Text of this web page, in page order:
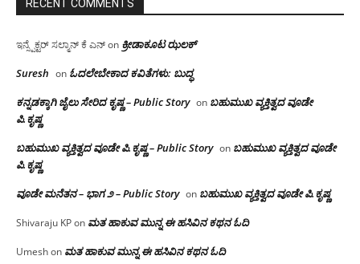
RECENT COMMENTS
ಇನ್ಸ್ಪೆಕ್ಟರ್ ಸಲ್ಮಾನ್ ಕೆ ಎನ್on ಕ್ರೀಡಾಕೂಟ ಝಲಕ್
Suresh on ಓದಲೇಬೇಕಾದ‌ ಕವಿತೆಗಳು: ಬುದ್ಧ
ಕನ್ನಡಕ್ಕಾಗಿ ಜೈಲು ಸೇರಿದ ಕೃಷ್ಣ – Public Story on ಬಹುಮುಖ ವ್ಯಕ್ತಿತ್ವದ ವೂಡೇ
ಪಿ.ಕೃಷ್ಣ
ಬಹುಮುಖ ವ್ಯಕ್ತಿತ್ವದ ವೂಡೇ ಪಿ.ಕೃಷ್ಣ – Public Story on ಬಹುಮುಖ ವ್ಯಕ್ತಿತ್ವದ ವೂಡೇ
ಪಿ.ಕೃಷ್ಣ
ವೂಡೇ ಮನೆತನ – ಭಾಗ ೨ – Public Story on ಬಹುಮುಖ ವ್ಯಕ್ತಿತ್ವದ ವೂಡೇ ಪಿ.ಕೃಷ್ಣ
Shivaraju KPon ಮತ ಹಾಕುವ ಮುನ್ನ ಈ ಹಸಿವಿನ ಕಥನ ಓದಿ
Umeshon ಮತ ಹಾಕುವ ಮುನ್ನ ಈ ಹಸಿವಿನ ಕಥನ ಓದಿ